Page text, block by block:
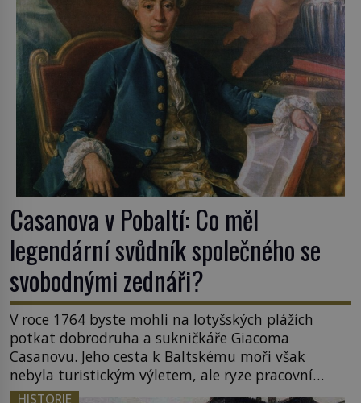
Casanova v Pobaltí: Co měl
legendární svůdník společného se
svobodnými zednáři?
V roce 1764 byste mohli na lotyšských plážích
potkat dobrodruha a sukničkáře Giacoma
Casanovu. Jeho cesta k Baltskému moři však
nebyla turistickým výletem, ale ryze pracovní
cestou se zištnými úmysly. Jaký cíl Casanova